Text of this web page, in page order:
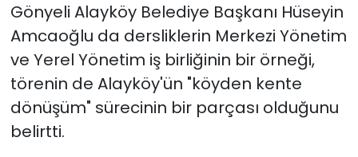
Gönyeli Alayköy Belediye Başkanı Hüseyin
Amcaoğlu da dersliklerin Merkezi Yönetim
ve Yerel Yönetim iş birliğinin bir örneği,
törenin de Alayköy'ün "köyden kente
dönüşüm" sürecinin bir parçası olduğunu
belirtti.